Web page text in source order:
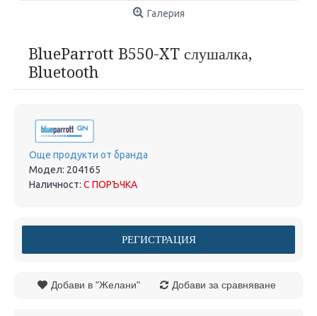
Галерия
BlueParrott B550-XT слушалка,
Bluetooth
Още продукти от бранда
Модел: 204165
Наличност: С ПОРЪЧКА
РЕГИСТРАЦИЯ
Добави в "Желани" Добави за сравняване